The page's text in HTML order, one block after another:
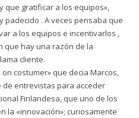
que gratificar a los equipos»,
padecido . A veces pensaba que
a los equipos e incentivarlos ,
que hay una razón de la
cliente.
costumer» que decia Marcos,
de entrevistas para acceder
Finlandesa, que uno de los
la «innovación»; curiosamente